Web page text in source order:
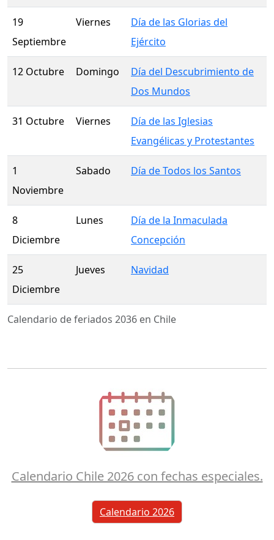
Calendario de feriados 2036 en Chile
19
Septiembre
Viernes
Día de las Glorias del
Ejército
12 Octubre Domingo
Día del Descubrimiento de
Dos Mundos
31 Octubre Viernes
Día de las Iglesias
Evangélicas y Protestantes
1
Noviembre
Sabado Día de Todos los Santos
8
Diciembre
Lunes
Día de la Inmaculada
Concepción
25
Diciembre
Jueves Navidad
Calendario Chile 2026 con fechas especiales.
Calendario 2026